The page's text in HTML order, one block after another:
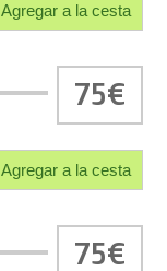
Agregar a la cesta
75€
Agregar a la cesta
75€